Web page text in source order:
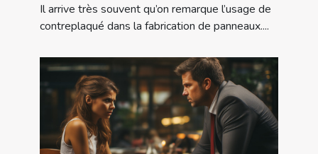
en !
Il arrive très souvent qu’on remarque l’usage de
contreplaqué dans la fabrication de panneaux....